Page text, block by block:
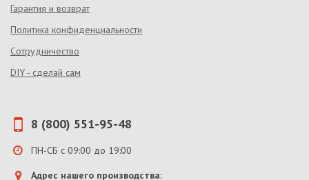
Гарантия и возврат
Политика конфиденциальности
Сотрудничество
DIY - сделай сам
8 (800) 551-95-48
ПН-СБ с 09:00 до 19:00
Адрес нашего производства: